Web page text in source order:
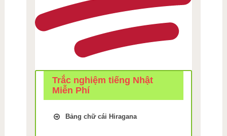
Trắc nghiệm tiếng Nhật
Miễn Phí
Bảng chữ cái Hiragana